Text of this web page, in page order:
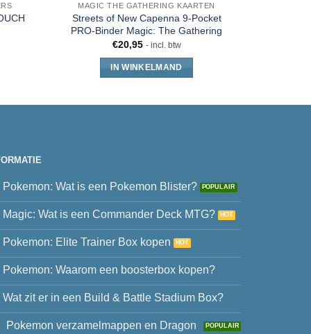
MAGIC THE GATHERING KAARTEN
Streets of New Capenna 9-Pocket
PRO-Binder Magic: The Gathering
€20,95 - incl. btw
IN WINKELMAND
Pokemon: Wat is een Pokemon Blister?
Magic: Wat is een Commander Deck MTG?
Pokemon: Elite Trainer Box kopen
Pokemon: Waarom een boosterbox kopen?
Wat zit er in een Build & Battle Stadium Box?
Pokemon verzamelmappen en Dragon